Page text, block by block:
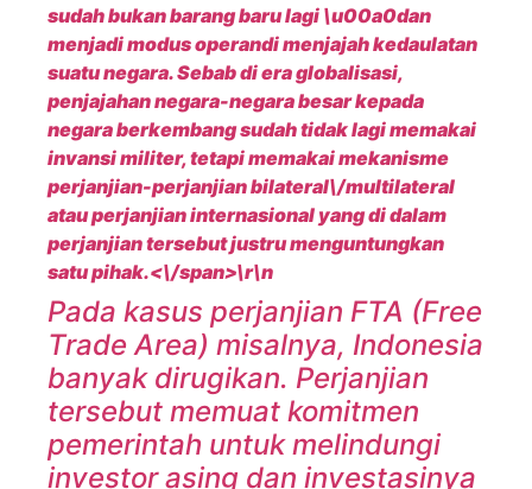
sudah bukan barang baru lagi \u00a0dan
menjadi modus operandi menjajah kedaulatan
suatu negara. Sebab di era globalisasi,
penjajahan negara-negara besar kepada
negara berkembang sudah tidak lagi memakai
invansi militer, tetapi memakai mekanisme
perjanjian-perjanjian bilateral\/multilateral
atau perjanjian internasional yang di dalam
perjanjian tersebut justru menguntungkan
satu pihak.<\/span>\r\n
Pada kasus perjanjian FTA (Free
Trade Area) misalnya, Indonesia
banyak dirugikan. Perjanjian
tersebut memuat komitmen
pemerintah untuk melindungi
investor asing dan investasinya